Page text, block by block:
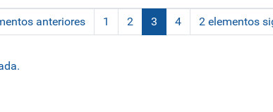
anteriores 1 2
3
4 2 elementos